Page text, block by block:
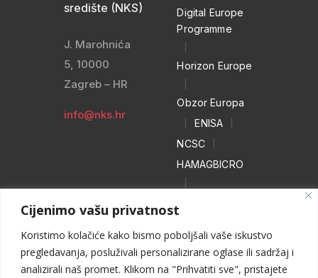
Cijenimo vašu privatnost
Koristimo kolačiće kako bismo poboljšali vaše iskustvo
pregledavanja, posluživali personalizirane oglase ili sadržaj i
analizirali naš promet. Klikom na "Prihvatiti sve", pristajete
središte (NKS)
J. Marohnića
5, 10000
Zagreb – HR
info@nks.hr
Digital Europe
Programme
Horizon Europe
Obzor Europa
ENISA
NCSC
HAMAGBICRO
NO MORE
RANSOM
| WEB HEROJ